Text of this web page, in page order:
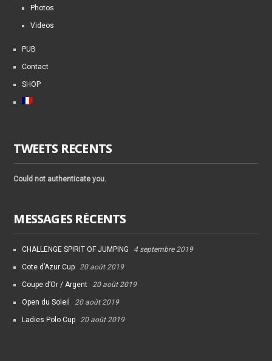
Photos
Videos
PUB
Contact
SHOP
TWEETS RECENTS
Could not authenticate you.
MESSAGES RÉCENTS
CHALLENGE SPIRIT OF JUMPING 4 septembre 2019
Cote d’Azur Cup 20 août 2019
Coupe d’Or / Argent 20 août 2019
Open du Soleil 20 août 2019
Ladies Polo Cup 20 août 2019